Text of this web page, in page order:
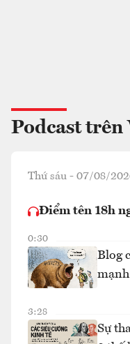
Podcast trên
Thứ sáu - 07/08/
Điểm tên 18h
0:30
Blog
mạnh
3:28
Sự